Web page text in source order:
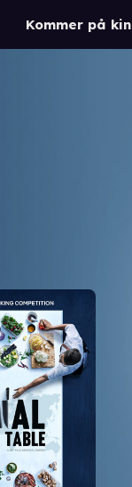
Kommer på